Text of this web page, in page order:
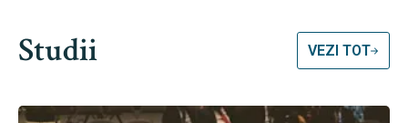
Studii VEZI TOT